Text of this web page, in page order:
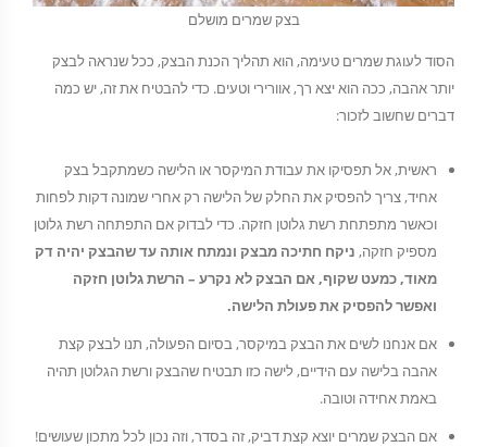
בצק שמרים מושלם
הסוד לעוגת שמרים טעימה, הוא תהליך הכנת הבצק, ככל שנראה לבצק
יותר אהבה, ככה הוא יצא רך, אוורירי וטעים. כדי להבטיח את זה, יש כמה
דברים שחשוב לזכור:
ראשית, אל תפסיקו את עבודת המיקסר או הלישה כשמתקבל בצק
אחיד, צריך להפסיק את החלק של הלישה רק אחרי שמונה דקות לפחות
וכאשר מתפתחת רשת גלוטן חזקה. כדי לבדוק אם התפתחה רשת גלוטן
מספיק חזקה, ניקח חתיכה מבצק ונמתח אותה עד שהבצק יהיה דק
מאוד, כמעט שקוף, אם הבצק לא נקרע – הרשת גלוטן חזקה
ואפשר להפסיק את פעולת הלישה.
אם אנחנו לשים את הבצק במיקסר, בסיום הפעולה, תנו לבצק קצת
אהבה בלישה עם הידיים, לישה כזו תבטיח שהבצק ורשת הגלוטן תהיה
באמת אחידה וטובה.
אם הבצק שמרים יוצא קצת דביק, זה בסדר, וזה נכון לכל מתכון שעושים!